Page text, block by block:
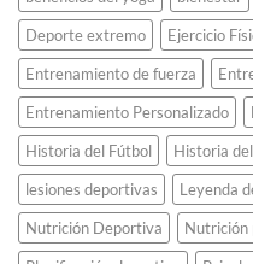
y
el
Deporte extremo
Ejercicio
Entrenamiento de fuerza
Entrenamiento Personalizado
Historia del Fútbol
Historia
lesiones deportivas
Leyenda
Nutrición Deportiva
Nutrición